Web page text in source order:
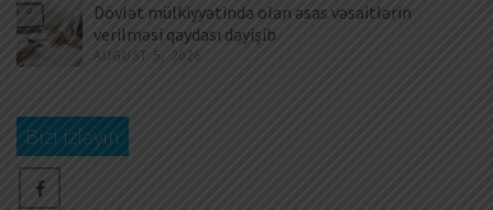
Dövlət mülkiyyətində olan əsas vəsaitlərin
verilməsi qaydası dəyişib
AUGUST 5, 2026
Bizi izləyin